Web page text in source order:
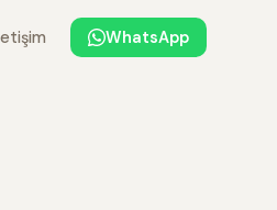
WhatsApp